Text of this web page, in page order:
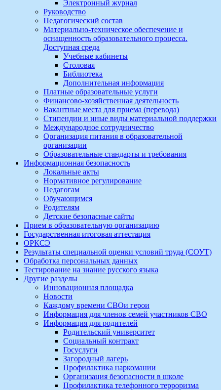
Электронный журнал
Руководство
Педагогический состав
Материально-техническое обеспечение и
оснащенность образовательного процесса.
Доступная среда
Учебные кабинеты
Столовая
Библиотека
Дополнительная информация
Платные образовательные услуги
Финансово-хозяйственная деятельность
Вакантные места для приема (перевода)
Стипендии и иные виды материальной поддержки
Международное сотрудничество
Организация питания в образовательной
организации
Образовательные стандарты и требования
Информационная безопасность
Локальные акты
Нормативное регулирование
Педагогам
Обучающимся
Родителям
Детские безопасные сайты
Прием в образовательную организацию
Государственная итоговая аттестация
ОРКСЭ
Результаты специальной оценки условий труда (СОУТ)
Обработка персональных данных
Тестирование на знание русского языка
Другие разделы
Инновационная площадка
Новости
Каждому времени СВОи герои
Информация для членов семей участников СВО
Информация для родителей
Родительский университет
Социальный контракт
Госуслуги
Загородный лагерь
Профилактика наркомании
Организация безопасности в школе
Профилактика телефонного терроризма